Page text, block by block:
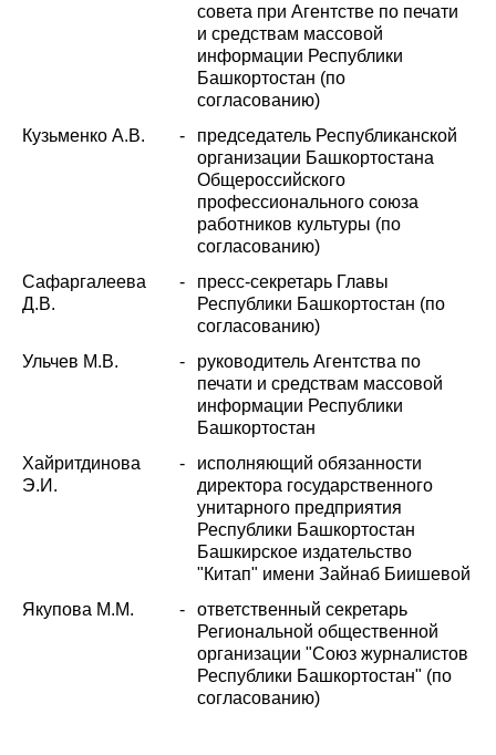
совета при Агентстве по печати
и средствам массовой
информации Республики
Башкортостан (по
согласованию)
Кузьменко А.В.
-
председатель Республиканской
организации Башкортостана
Общероссийского
профессионального союза
работников культуры (по
согласованию)
Сафаргалеева
Д.В.
-
пресс-секретарь Главы
Республики Башкортостан (по
согласованию)
Ульчев М.В.
-
руководитель Агентства по
печати и средствам массовой
информации Республики
Башкортостан
Хайритдинова
Э.И.
-
исполняющий обязанности
директора государственного
унитарного предприятия
Республики Башкортостан
Башкирское издательство
"Китап" имени Зайнаб Биишевой
Якупова М.М.
-
ответственный секретарь
Региональной общественной
организации "Союз журналистов
Республики Башкортостан" (по
согласованию)